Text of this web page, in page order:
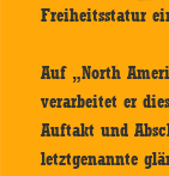
Freiheitsstatur
Auf „North
verarbeitet er
Auftakt und
letztgenannte